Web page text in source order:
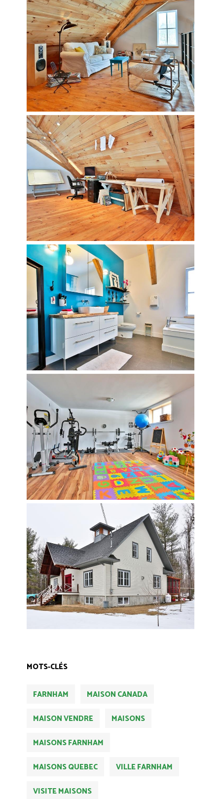
MOTS-CLÉS
FARNHAM
MAISON CANADA
MAISON VENDRE
MAISONS
MAISONS FARNHAM
MAISONS QUEBEC
VILLE FARNHAM
VISITE MAISONS